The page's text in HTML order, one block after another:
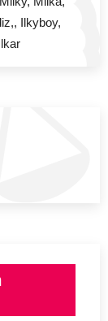
Ilkyboy,